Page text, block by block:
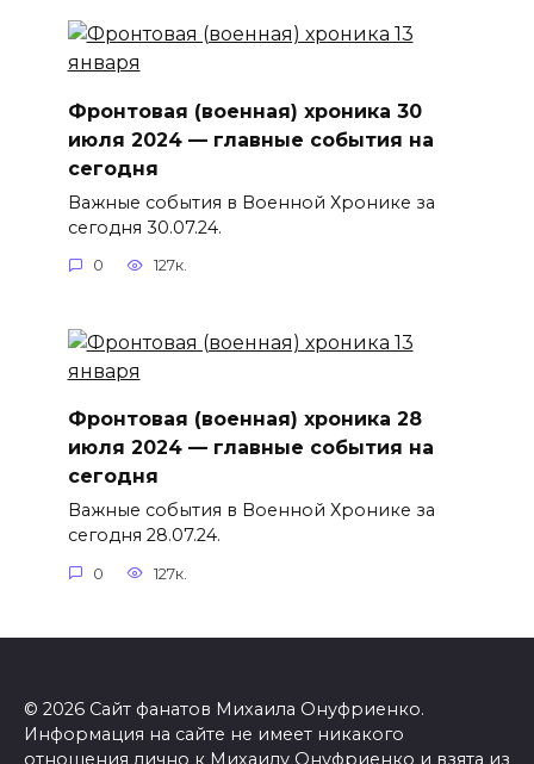
Фронтовая (военная) хроника 30
июля 2024 — главные события на
сегодня
Важные события в Военной Хронике за
сегодня 30.07.24.
0 127к.
Фронтовая (военная) хроника 28
июля 2024 — главные события на
сегодня
Важные события в Военной Хронике за
сегодня 28.07.24.
0 127к.
© 2026 Сайт фанатов Михаила Онуфриенко.
Информация на сайте не имеет никакого
отношения лично к Михаилу Онуфриенко и взята из